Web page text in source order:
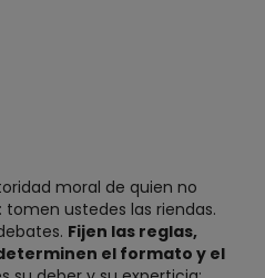
moral de quien no
ustedes las riendas.
Fijen las reglas,
el formato y el